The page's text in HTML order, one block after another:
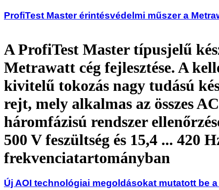
ProfiTest Master érintésvédelmi műszer a
A ProfiTest Master típusjelű
Metrawatt cég fejlesztése. A
kivitelű tokozás nagy tudású
rejt, mely alkalmas az összes
háromfázisú rendszer
500 V feszültség és 15,4 ... 420
frekvenciatartományban
Új AOI technológiai megoldásokat mutatott be a